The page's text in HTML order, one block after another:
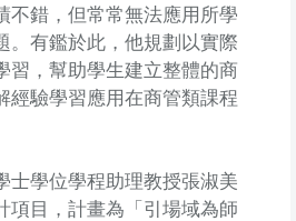
不錯，但常常無法應用所學
。有鑑於此，他規劃以實際
習，幫助學生建立整體的商
經驗學習應用在商管類課程
士學位學程助理教授張淑美
項目，計畫為「引場域為師